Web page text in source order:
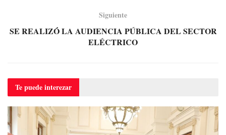
Siguiente
SE REALIZÓ LA AUDIENCIA PÚBLICA DEL SECTOR
ELÉCTRICO
Te puedeinterezar